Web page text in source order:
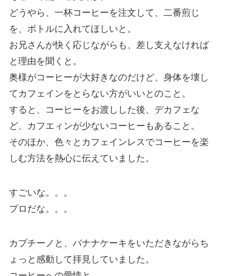
どうやら、一杯コーヒーを注文して、二番煎じ
を、ボトルに入れてほしいと。
お兄さんが快く応じながらも、差し支えなければ
と理由を聞くと。
奥様がコーヒーが大好きなのだけど、身体を壊し
てカフェインをとらない方がいいとのこと。
すると、コーヒーをお渡しした後、デカフェな
ど、カフエィンが少ないコーヒーもあること。
そのほか、色々とカフェインレスでコーヒーを楽
しむ方法を熱心に伝えていました。
すごいな。。。
プロだな。。。
カプチーノと、バナナケーキをいただきながらち
ょっと感動して拝見していました。